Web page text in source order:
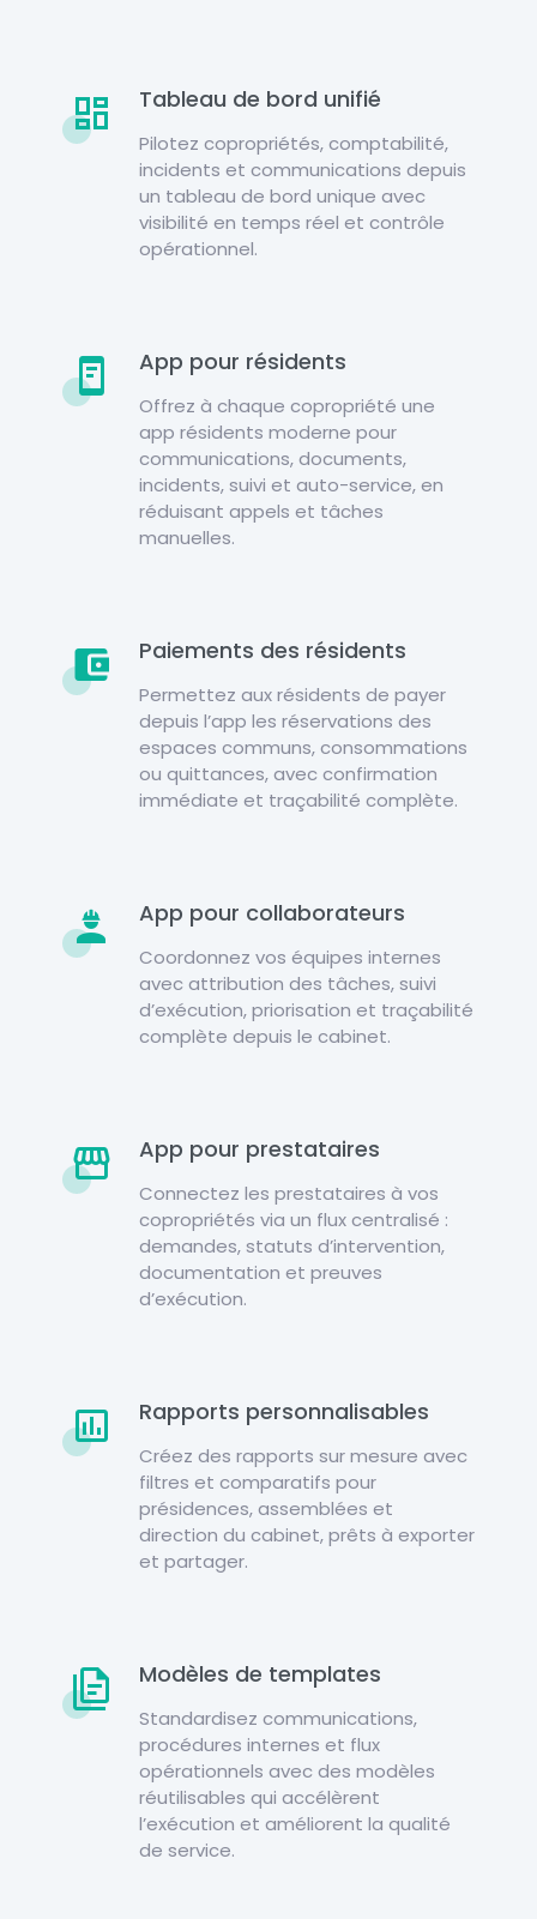
Tableau de bord unifié
Pilotez copropriétés, comptabilité,
incidents et communications depuis
un tableau de bord unique avec
visibilité en temps réel et contrôle
opérationnel.
App pour résidents
Offrez à chaque copropriété une
app résidents moderne pour
communications, documents,
incidents, suivi et auto-service, en
réduisant appels et tâches
manuelles.
Paiements des résidents
Permettez aux résidents de payer
depuis l’app les réservations des
espaces communs, consommations
ou quittances, avec confirmation
immédiate et traçabilité complète.
App pour collaborateurs
Coordonnez vos équipes internes
avec attribution des tâches, suivi
d’exécution, priorisation et traçabilité
complète depuis le cabinet.
App pour prestataires
Connectez les prestataires à vos
copropriétés via un flux centralisé :
demandes, statuts d’intervention,
documentation et preuves
d’exécution.
Rapports personnalisables
Créez des rapports sur mesure avec
filtres et comparatifs pour
présidences, assemblées et
direction du cabinet, prêts à exporter
et partager.
Modèles de templates
Standardisez communications,
procédures internes et flux
opérationnels avec des modèles
réutilisables qui accélèrent
l’exécution et améliorent la qualité
de service.